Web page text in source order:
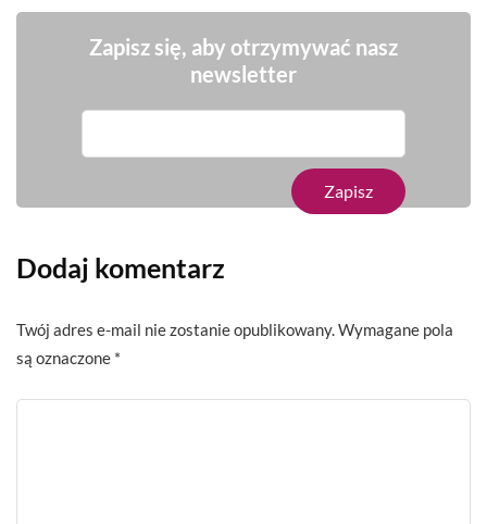
Zapisz się, aby otrzymywać nasz
newsletter
Dodaj komentarz
Twój adres e-mail nie zostanie opublikowany.Wymagane pola
są oznaczone *